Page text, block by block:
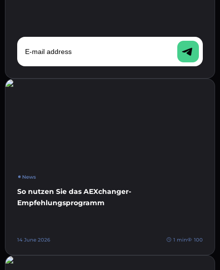
E-mail address
News
So nutzen Sie das AEXchanger-
Empfehlungsprogramm
14 June 2026 1 min 100